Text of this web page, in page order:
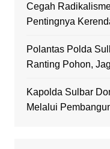
Cegah
Pentingnya
Polantas Polda
Ranting Pohon,
Kapolda Sulbar
Melalui